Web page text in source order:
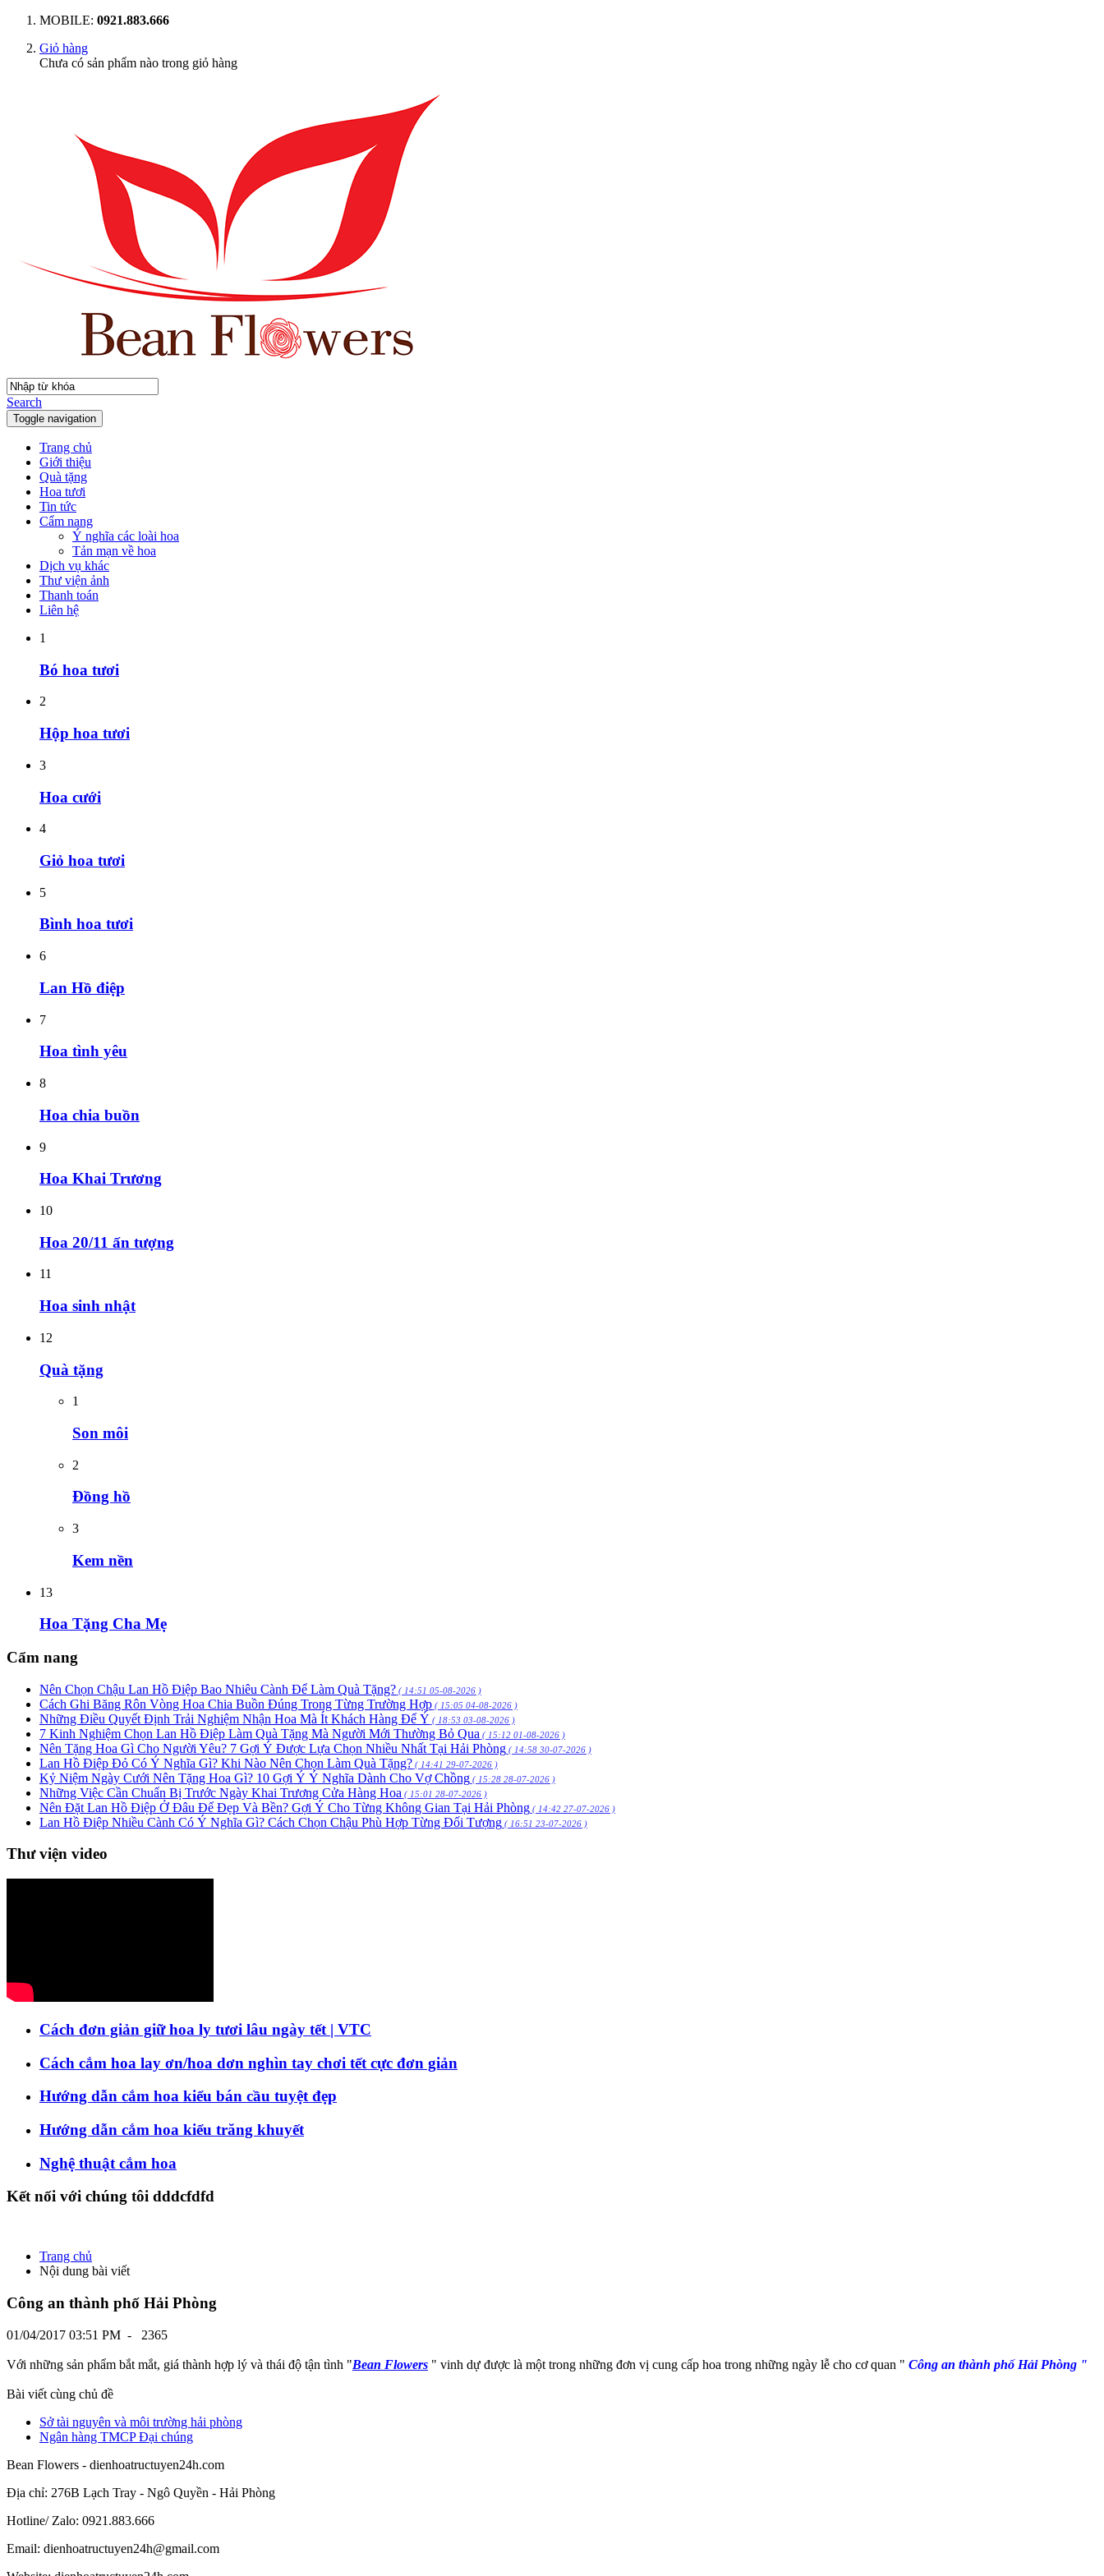
MOBILE: 0921.883.666
Giỏ hàng
Chưa có sản phẩm nào trong giỏ hàng
Search
Toggle navigation
Trang chủ
Giới thiệu
Quà tặng
Hoa tươi
Tin tức
Cẩm nang
Ý nghĩa các loài hoa
Tản mạn về hoa
Dịch vụ khác
Thư viện ảnh
Thanh toán
Liên hệ
1
Bó hoa tươi
2
Hộp hoa tươi
3
Hoa cưới
4
Giỏ hoa tươi
5
Bình hoa tươi
6
Lan Hồ điệp
7
Hoa tình yêu
8
Hoa chia buồn
9
Hoa Khai Trương
10
Hoa 20/11 ấn tượng
11
Hoa sinh nhật
12
Quà tặng
1
Son môi
2
Đồng hồ
3
Kem nền
13
Hoa Tặng Cha Mẹ
Cẩm nang
Nên Chọn Chậu Lan Hồ Điệp Bao Nhiêu Cành Để Làm Quà Tặng? ( 14:51 05-08-2026 )
Cách Ghi Băng Rôn Vòng Hoa Chia Buồn Đúng Trong Từng Trường Hợp ( 15:05 04-08-2026 )
Những Điều Quyết Định Trải Nghiệm Nhận Hoa Mà Ít Khách Hàng Để Ý ( 18:53 03-08-2026 )
7 Kinh Nghiệm Chọn Lan Hồ Điệp Làm Quà Tặng Mà Người Mới Thường Bỏ Qua ( 15:12 01-08-2026 )
Nên Tặng Hoa Gì Cho Người Yêu? 7 Gợi Ý Được Lựa Chọn Nhiều Nhất Tại Hải Phòng ( 14:58 30-07-2026 )
Lan Hồ Điệp Đỏ Có Ý Nghĩa Gì? Khi Nào Nên Chọn Làm Quà Tặng? ( 14:41 29-07-2026 )
Kỷ Niệm Ngày Cưới Nên Tặng Hoa Gì? 10 Gợi Ý Ý Nghĩa Dành Cho Vợ Chồng ( 15:28 28-07-2026 )
Những Việc Cần Chuẩn Bị Trước Ngày Khai Trương Cửa Hàng Hoa ( 15:01 28-07-2026 )
Nên Đặt Lan Hồ Điệp Ở Đâu Để Đẹp Và Bền? Gợi Ý Cho Từng Không Gian Tại Hải Phòng ( 14:42 27-07-2026 )
Lan Hồ Điệp Nhiều Cành Có Ý Nghĩa Gì? Cách Chọn Chậu Phù Hợp Từng Đối Tượng ( 16:51 23-07-2026 )
Thư viện video
Cách đơn giản giữ hoa ly tươi lâu ngày tết | VTC
Cách cắm hoa lay ơn/hoa dơn nghìn tay chơi tết cực đơn giản
Hướng dẫn cắm hoa kiểu bán cầu tuyệt đẹp
Hướng dẫn cắm hoa kiểu trăng khuyết
Nghệ thuật cắm hoa
Kết nối với chúng tôi dddcfdfd
Trang chủ
Nội dung bài viết
Công an thành phố Hải Phòng
01/04/2017 03:51 PM - 2365
Với những sản phẩm bắt mắt, giá thành hợp lý và thái độ tận tình "Bean Flowers " vinh dự được là một trong những đơn vị cung cấp hoa trong những ngày lễ cho cơ quan " Công an thành phố Hải Phòng "
Bài viết cùng chủ đề
Sở tài nguyên và môi trường hải phòng
Ngân hàng TMCP Đại chúng
Bean Flowers - dienhoatructuyen24h.com
Địa chỉ: 276B Lạch Tray - Ngô Quyền - Hải Phòng
Hotline/ Zalo: 0921.883.666
Email: dienhoatructuyen24h@gmail.com